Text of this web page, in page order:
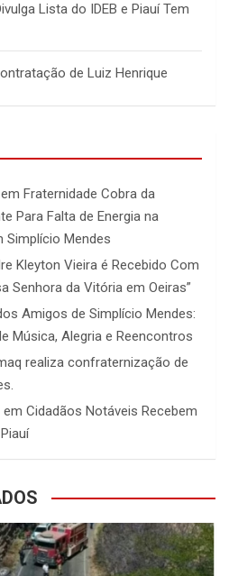
Lista do IDEB e Piauí Tem
de Luiz Henrique
em Fraternidade Cobra da
Para Falta de Energia na
Simplício Mendes
Kleyton Vieira é Recebido Com
Senhora da Vitória em Oeiras”
Amigos de Simplício Mendes:
Música, Alegria e Reencontros
realiza confraternização de
em Cidadãos Notáveis Recebem